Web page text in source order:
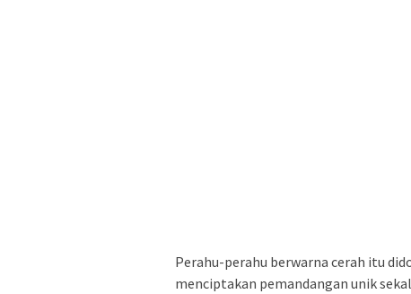
Perahu-perahu berwarna cerah itu
menciptakan pemandangan unik